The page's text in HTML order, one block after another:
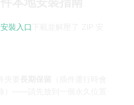
安裝入口